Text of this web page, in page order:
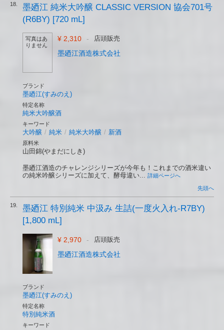
18.
墨廼江 純米大吟醸 CLASSIC VERSION 協会701号
(R6BY) [720 mL]
写真はあ
りません
¥ 2,310 - 店頭販売
墨廼江酒造株式会社
ブランド
墨廼江(すみのえ)
特定名称
純米大吟醸酒
キーワード
大吟醸 / 純米 / 純米大吟醸 / 新酒
原料米
山田錦(やまだにしき)
墨廼江酒造のチャレンジシリーズが今年も！これまでの酒米違い
の純米吟醸シリーズに加えて、酵母違い... 詳細ページへ
先頭へ
19.
墨廼江 特別純米 中汲み 生詰(一度火入れ-R7BY)
[1,800 mL]
¥ 2,970 - 店頭販売
墨廼江酒造株式会社
ブランド
墨廼江(すみのえ)
特定名称
特別純米酒
キーワード